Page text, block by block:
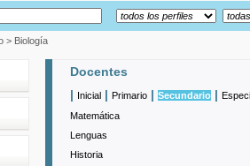
> Biología
Docentes
| Inicial | Primario | Secundario |
Matemática
Lenguas
Historia